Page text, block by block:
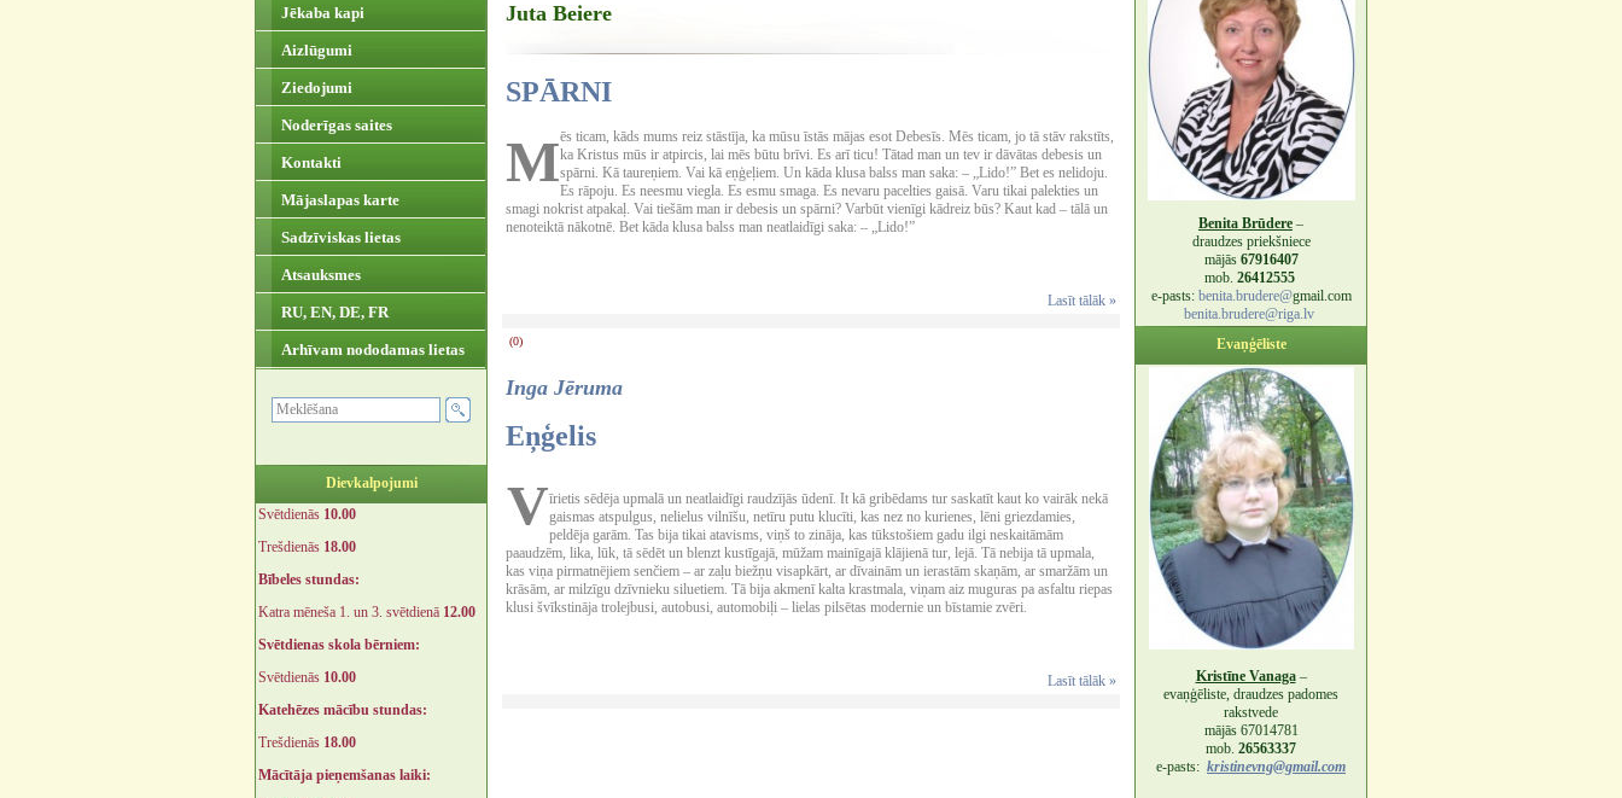
Jēkaba kapi
Aizlūgumi
Ziedojumi
Noderīgas saites
Kontakti
Mājaslapas karte
Sadzīviskas lietas
Atsauksmes
RU, EN, DE, FR
Arhīvam nododamas lietas
Dievkalpojumi
Svētdienās 10.00
Trešdienās 18.00
Bībeles stundas:
Katra mēneša 1. un 3. svētdienā 12.00
Svētdienas skola bērniem:
Svētdienās 10.00
Katehēzes mācību stundas:
Trešdienās 18.00
Mācītāja pieņemšanas laiki:
Juta Beiere
SPĀRNI
Mēs ticam, kāds mums reiz stāstīja, ka mūsu īstās mājas esot Debesīs. Mēs ticam, jo tā stāv rakstīts,
ka Kristus mūs ir atpircis, lai mēs būtu brīvi. Es arī ticu! Tātad man un tev ir dāvātas debesis un
spārni. Kā taureņiem. Vai kā eņģeļiem. Un kāda klusa balss man saka: – „Lido!” Bet es nelidoju.
Es rāpoju. Es neesmu viegla. Es esmu smaga. Es nevaru pacelties gaisā. Varu tikai palekties un
smagi nokrist atpakaļ. Vai tiešām man ir debesis un spārni? Varbūt vienīgi kādreiz būs? Kaut kad – tālā un
nenoteiktā nākotnē. Bet kāda klusa balss man neatlaidīgi saka: – „Lido!”
Lasīt tālāk »
(0)
Inga Jēruma
Eņģelis
Vīrietis sēdēja upmalā un neatlaidīgi raudzījās ūdenī. It kā gribēdams tur saskatīt kaut ko vairāk nekā
gaismas atspulgus, nelielus vilnīšu, netīru putu klucīti, kas nez no kurienes, lēni griezdamies,
peldēja garām. Tas bija tikai atavisms, viņš to zināja, kas tūkstošiem gadu ilgi neskaitāmām
paaudzēm, lika, lūk, tā sēdēt un blenzt kustīgajā, mūžam mainīgajā klājienā tur, lejā. Tā nebija tā upmala,
kas viņa pirmatnējiem senčiem – ar zaļu biežņu visapkārt, ar dīvainām un ierastām skaņām, ar smaržām un
krāsām, ar milzīgu dzīvnieku siluetiem. Tā bija akmenī kalta krastmala, viņam aiz muguras pa asfaltu riepas
klusi švīkstināja trolejbusi, autobusi, automobiļi – lielas pilsētas modernie un bīstamie zvēri.
Lasīt tālāk »
Benita Brūdere –
draudzes priekšniece
mājās 67916407
mob. 26412555
e-pasts: benita.brudere@gmail.com
benita.brudere@riga.lv
Evaņģēliste
Kristīne Vanaga–
evaņģēliste, draudzes padomes
rakstvede
mājās 67014781
mob. 26563337
e-pasts: kristinevng@gmail.com